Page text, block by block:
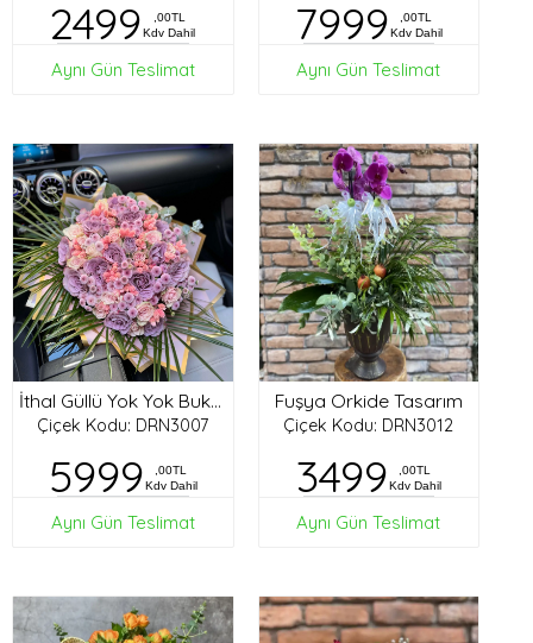
2499
,00TL
Kdv Dahil
Aynı Gün Teslimat
7999
,00TL
Kdv Dahil
Aynı Gün Teslimat
İthal Güllü Yok Yok Buket
Çiçek Kodu: DRN3007
5999
,00TL
Kdv Dahil
Aynı Gün Teslimat
Fuşya Orkide Tasarım
Çiçek Kodu: DRN3012
3499
,00TL
Kdv Dahil
Aynı Gün Teslimat